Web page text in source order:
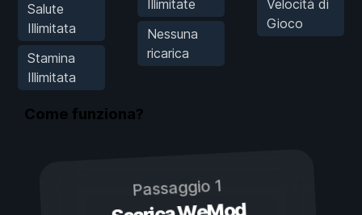
Salute
Illimitata
Stamina
Illimitata
Illimitate
Nessuna
ricarica
Velocità di
Gioco
Come funziona?
Passaggio 1